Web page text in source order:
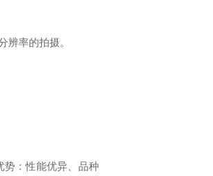
辨率的拍摄。
势：性能优异、品种